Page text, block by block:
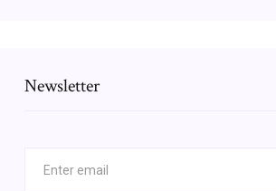
Newsletter